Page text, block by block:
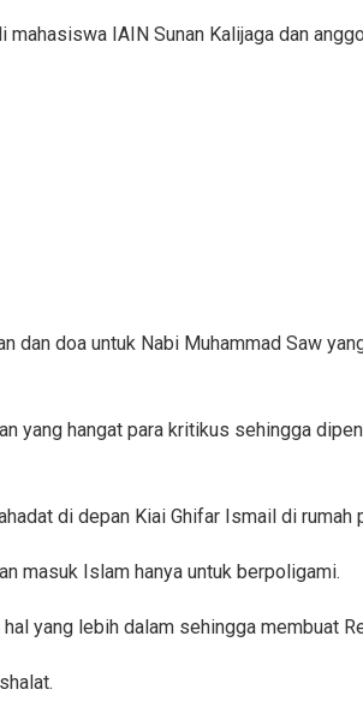
IAIN Sunan Kalijaga dan
dan doa untuk Nabi Muhammad Saw
yang hangat para kritikus sehingga
di depan Kiai Ghifar Ismail di rumah
masuk Islam hanya untuk berpoligami.
yang lebih dalam sehingga membuat